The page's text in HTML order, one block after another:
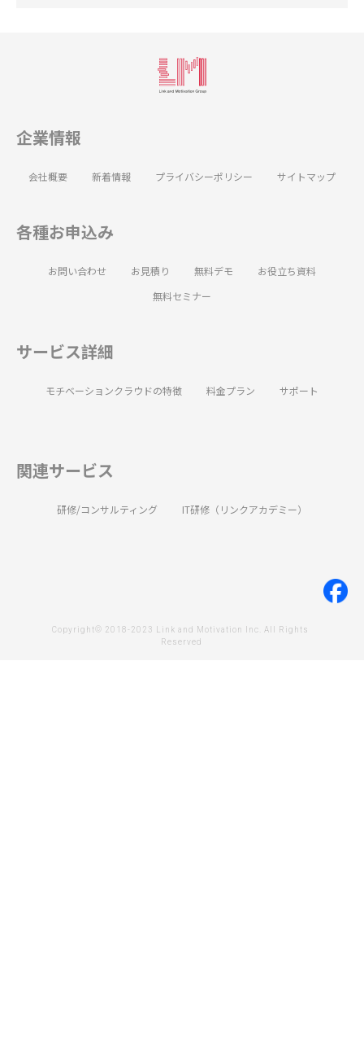
企業情報
会社概要 新着情報 プライバシーポリシー サイトマップ
各種お申込み
お問い合わせ お見積り 無料デモ
お役立ち資料
無料セミナー
サービス詳細
モチベーションクラウドの特徴 料金プラン サポート
関連サービス
研修/コンサルティング IT研修（リンクアカデミー）
Copyright© 2018-2023 Link and Motivation Inc. All Rights
Reserved